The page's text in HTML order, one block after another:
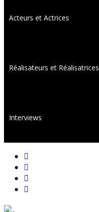
Acteurs et Actrices
Réalisateurs et Réalisatrices
Interviews